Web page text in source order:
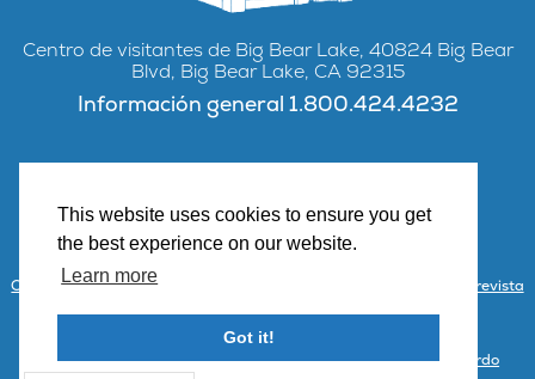
This website uses cookies to ensure you get
the best experience on our website.
Learn more
Got it!
Centro de visitantes de Big Bear Lake, 40824 Big Bear
Blvd, Big Bear Lake, CA 92315
Información general 1.800.424.4232
FacebookInstagram
YouTube
Contacto Asociarse con Visit Big Bear
Centro de visitantes y revista
Portal de socios
Política de privacidad Condiciones y acuerdo